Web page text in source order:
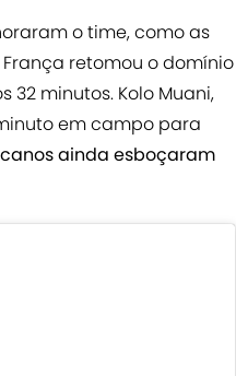
o time, como as
retomou o domínio
minutos. Kolo Muani,
em campo para
ainda esboçaram